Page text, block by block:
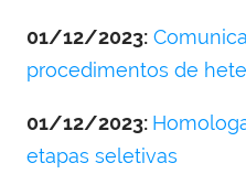
01/12/2023:
procedimentos de
01/12/2023:
etapas seletivas